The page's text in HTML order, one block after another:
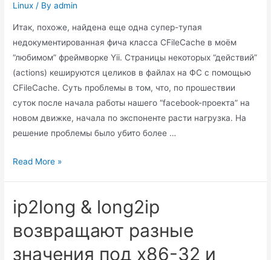
Linux / Byadmin
Итак, похоже, найдена еще одна супер-тупая
недокументированная фича класса CFileCache в моём
“любимом” фреймворке Yii. Страницы некоторых “действий”
(actions) кешируются целиков в файлах на ФС с помощью
CFileCache. Суть проблемы в том, что, по прошествии
суток после начала работы нашего “facebook-проекта” на
новом движке, начала по экспоненте расти нагрузка. На
решение проблемы было убито более …
Yii
Issue
–
Проблема
Read More »
ip2long & long2ip
возвращают разные
значения под x86-32 и